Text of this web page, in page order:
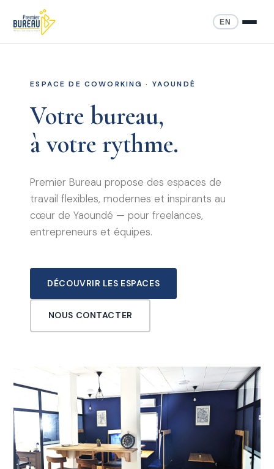
EN
ESPACE DE COWORKING · YAOUNDÉ
Votre bureau,
à votre rythme.
Premier Bureau propose des espaces de
travail flexibles, modernes et inspirants au
cœur de Yaoundé — pour freelances,
entrepreneurs et équipes.
DÉCOUVRIR LES ESPACES
NOUS CONTACTER